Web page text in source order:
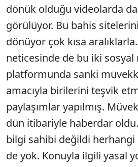
dönük olduğu videolarda
görülüyor. Bu bahis
dönüyor çok kısa
neticesinde de bu iki sosyal
platformunda sanki
amacıyla birilerini teşvik
paylaşımlar yapılmış.
dün itibariyle haberdar
bilgi sahibi değildi herhangi
de yok. Konuyla ilgili yasal